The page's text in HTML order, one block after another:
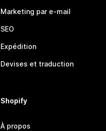
Marketing par e-mail
SEO
Expédition
Devises et traduction
Shopify
À propos